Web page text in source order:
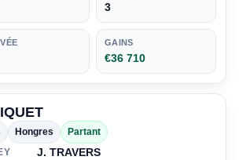
3
GAINS
€36 710
Hongres
Partant
J. TRAVERS